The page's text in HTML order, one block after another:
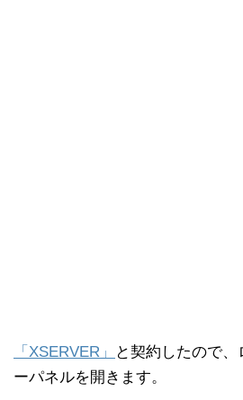
「XSERVER」
と契約したので
ーパネルを開きます。